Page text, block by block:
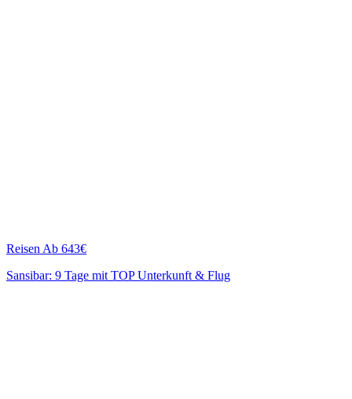
Reisen Ab 643€
Sansibar: 9 Tage mit TOP Unterkunft & Flug